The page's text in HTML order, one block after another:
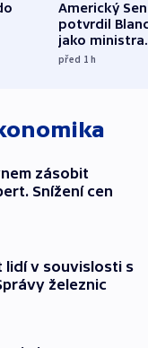
Americký
potvrdil
jako ministra
před 1h
zásobit
Snížení cen
lidí v souvislosti s
železnic